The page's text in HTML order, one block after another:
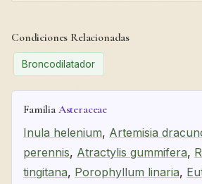
Condiciones Relacionadas
Broncodilatador
Familia Asteraceae
Inula helenium, Artemisia
perennis, Atractylis gummifera,
tingitana, Porophyllum linaria,